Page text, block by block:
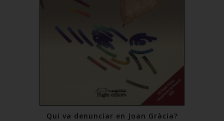
Qui va denunciar en Joan Gràcia?